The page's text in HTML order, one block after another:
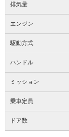
排気量
エンジン
駆動方式
ハンドル
ミッション
乗車定員
ドア数